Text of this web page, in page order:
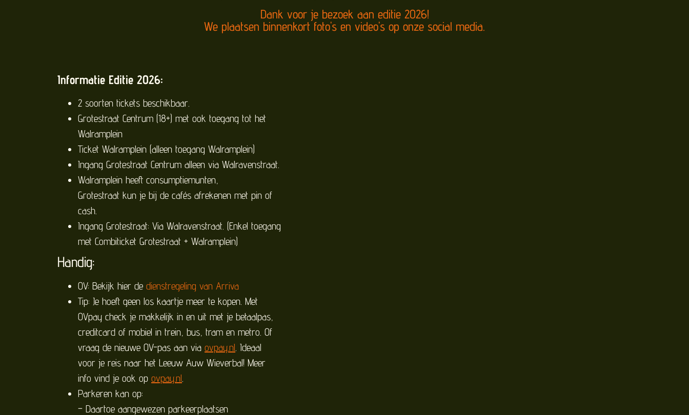
Dank voor je bezoek aan editie 2026!
We plaatsen binnenkort foto's en video's op onze social media.
Informatie Editie 2026:
2 soorten tickets beschikbaar.
Grotestraat Centrum (18+) met ook toegang tot het
Walramplein
Ticket Walramplein (alleen toegang Walramplein)
Ingang Grotestraat Centrum alleen via Walravenstraat.
Walramplein heeft consumptiemunten,
Grotestraat kun je bij de cafés afrekenen met pin of
cash.
Ingang Grotestraat: Via Walravenstraat. (Enkel toegang
met Combiticket Grotestraat + Walramplein)
Handig:
OV: Bekijk hier de dienstregeling van Arriva
Tip: Je hoeft geen los kaartje meer te kopen. Met
OVpay check je makkelijk in en uit met je betaalpas,
creditcard of mobiel in trein, bus, tram en metro. Of
vraag de nieuwe OV-pas aan via ovpay.nl. Ideaal
voor je reis naar het Leeuw Auw Wieverbal! Meer
info vind je ook op ovpay.nl.
Parkeren kan op:
– Daartoe aangewezen parkeerplaatsen